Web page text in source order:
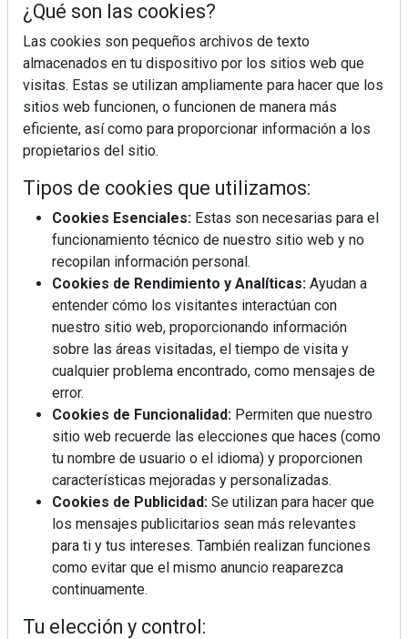
Mujer del mes: Boticaria García, la farmacéutica que
habla con el corazón
Colágeno, vitamina C y otros activos ¿son más
efectivos en la piel o en suplementos orales?
¿Qué son las cookies?
Las cookies son pequeños archivos de texto
almacenados en tu dispositivo por los sitios web que
visitas. Estas se utilizan ampliamente para hacer que los
sitios web funcionen, o funcionen de manera más
eficiente, así como para proporcionar información a los
propietarios del sitio.
Tipos de cookies que utilizamos:
Cookies Esenciales: Estas son necesarias para el
funcionamiento técnico de nuestro sitio web y no
recopilan información personal.
Cookies de Rendimiento y Analíticas: Ayudan a
entender cómo los visitantes interactúan con
nuestro sitio web, proporcionando información
sobre las áreas visitadas, el tiempo de visita y
cualquier problema encontrado, como mensajes de
error.
Cookies de Funcionalidad: Permiten que nuestro
sitio web recuerde las elecciones que haces (como
tu nombre de usuario o el idioma) y proporcionen
características mejoradas y personalizadas.
Cookies de Publicidad: Se utilizan para hacer que
los mensajes publicitarios sean más relevantes
para ti y tus intereses. También realizan funciones
como evitar que el mismo anuncio reaparezca
continuamente.
Tu elección y control: